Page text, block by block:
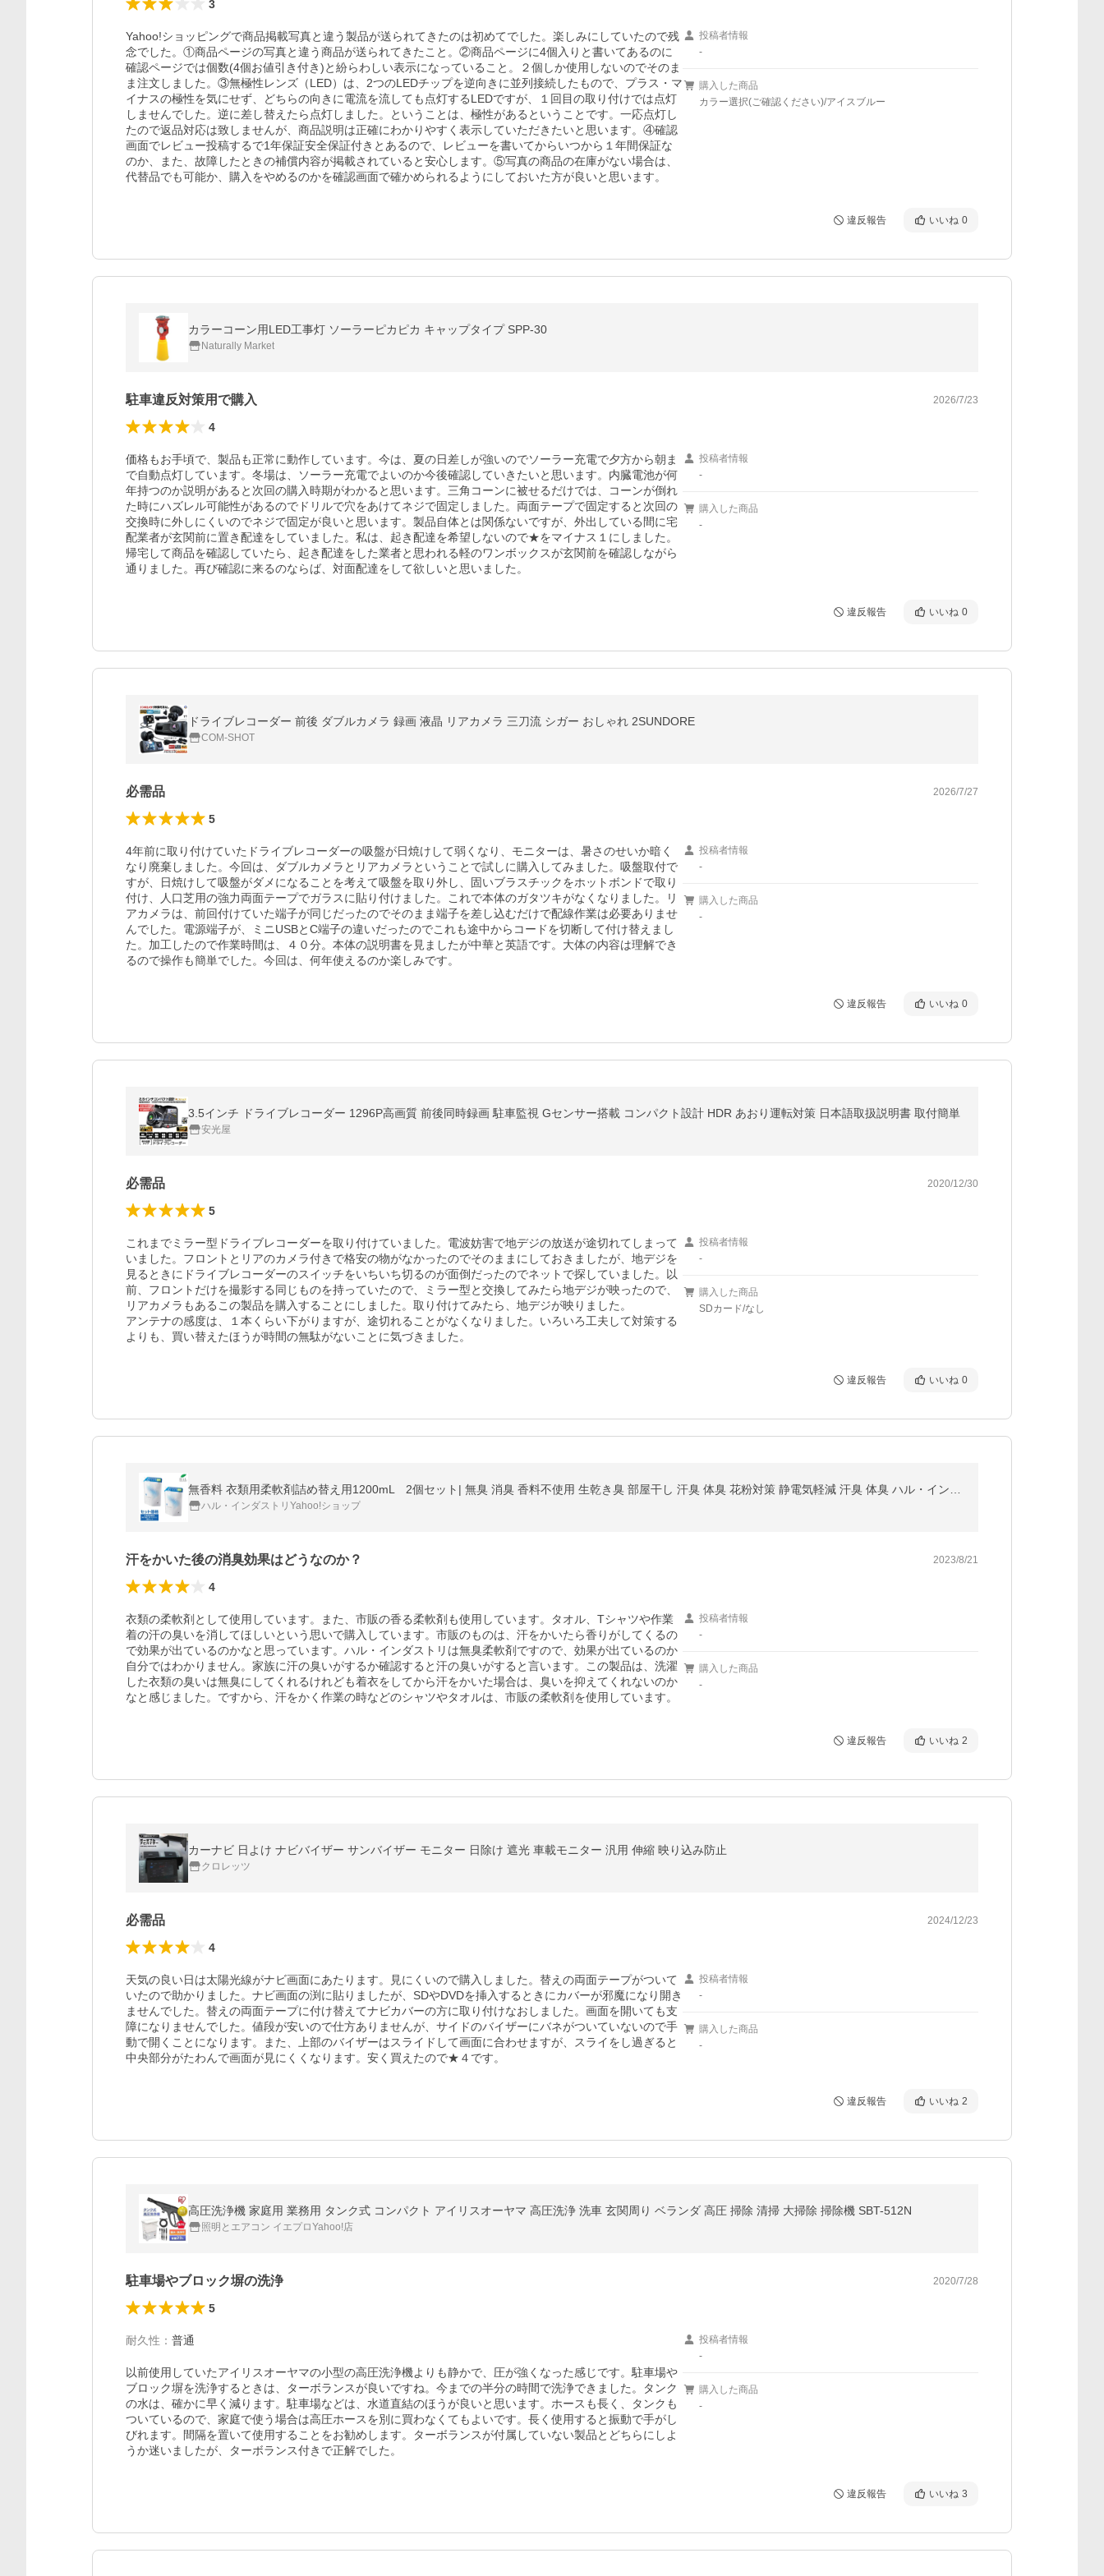
3
Yahoo!ショッピングで商品掲載写真と違う製品が送られてきたのは初めてでした。楽しみにしていたので残
念でした。①商品ページの写真と違う商品が送られてきたこと。②商品ページに4個入りと書いてあるのに
確認ページでは個数(4個お値引き付き)と紛らわしい表示になっていること。２個しか使用しないのでそのま
ま注文しました。③無極性レンズ（LED）は、2つのLEDチップを逆向きに並列接続したもので、プラス・マ
イナスの極性を気にせず、どちらの向きに電流を流しても点灯するLEDですが、１回目の取り付けでは点灯
しませんでした。逆に差し替えたら点灯しました。ということは、極性があるということです。一応点灯し
たので返品対応は致しませんが、商品説明は正確にわかりやすく表示していただきたいと思います。④確認
画面でレビュー投稿するで1年保証安全保証付きとあるので、レビューを書いてからいつから１年間保証な
のか、また、故障したときの補償内容が掲載されていると安心します。⑤写真の商品の在庫がない場合は、
代替品でも可能か、購入をやめるのかを確認画面で確かめられるようにしておいた方が良いと思います。
投稿者情報
-
購入した商品
カラー選択(ご確認ください)/アイスブルー
違反報告 いいね 0
カラーコーン用LED工事灯 ソーラーピカピカ キャップタイプ SPP-30
Naturally Market
駐車違反対策用で購入 2026/7/23
4
価格もお手頃で、製品も正常に動作しています。今は、夏の日差しが強いのでソーラー充電で夕方から朝ま
で自動点灯しています。冬場は、ソーラー充電でよいのか今後確認していきたいと思います。内臓電池が何
年持つのか説明があると次回の購入時期がわかると思います。三角コーンに被せるだけでは、コーンが倒れ
た時にハズレル可能性があるのでドリルで穴をあけてネジで固定しました。両面テープで固定すると次回の
交換時に外しにくいのでネジで固定が良いと思います。製品自体とは関係ないですが、外出している間に宅
配業者が玄関前に置き配達をしていました。私は、起き配達を希望しないので★をマイナス１にしました。
帰宅して商品を確認していたら、起き配達をした業者と思われる軽のワンボックスが玄関前を確認しながら
通りました。再び確認に来るのならば、対面配達をして欲しいと思いました。
投稿者情報
-
購入した商品
-
違反報告 いいね 0
ドライブレコーダー 前後 ダブルカメラ 録画 液晶 リアカメラ 三刀流 シガー おしゃれ 2SUNDORE
COM-SHOT
必需品 2026/7/27
5
4年前に取り付けていたドライブレコーダーの吸盤が日焼けして弱くなり、モニターは、暑さのせいか暗く
なり廃棄しました。今回は、ダブルカメラとリアカメラということで試しに購入してみました。吸盤取付で
すが、日焼けして吸盤がダメになることを考えて吸盤を取り外し、固いブラスチックをホットボンドで取り
付け、人口芝用の強力両面テープでガラスに貼り付けました。これで本体のガタツキがなくなりました。リ
アカメラは、前回付けていた端子が同じだったのでそのまま端子を差し込むだけで配線作業は必要ありませ
んでした。電源端子が、ミニUSBとC端子の違いだったのでこれも途中からコードを切断して付け替えまし
た。加工したので作業時間は、４０分。本体の説明書を見ましたが中華と英語です。大体の内容は理解でき
るので操作も簡単でした。今回は、何年使えるのか楽しみです。
投稿者情報
-
購入した商品
-
違反報告 いいね 0
3.5インチ ドライブレコーダー 1296P高画質 前後同時録画 駐車監視 Gセンサー搭載 コンパクト設計 HDR あおり運転対策 日本語取扱説明書 取付簡単
安光屋
必需品 2020/12/30
5
これまでミラー型ドライブレコーダーを取り付けていました。電波妨害で地デジの放送が途切れてしまって
いました。フロントとリアのカメラ付きで格安の物がなかったのでそのままにしておきましたが、地デジを
見るときにドライブレコーダーのスイッチをいちいち切るのが面倒だったのでネットで探していました。以
前、フロントだけを撮影する同じものを持っていたので、ミラー型と交換してみたら地デジが映ったので、
リアカメラもあるこの製品を購入することにしました。取り付けてみたら、地デジが映りました。
アンテナの感度は、１本くらい下がりますが、途切れることがなくなりました。いろいろ工夫して対策する
よりも、買い替えたほうが時間の無駄がないことに気づきました。
投稿者情報
-
購入した商品
SDカード/なし
違反報告 いいね 0
ハル・インダストリYahoo!ショップ
汗をかいた後の消臭効果はどうなのか？ 2023/8/21
4
衣類の柔軟剤として使用しています。また、市販の香る柔軟剤も使用しています。タオル、Tシャツや作業
着の汗の臭いを消してほしいという思いで購入しています。市販のものは、汗をかいたら香りがしてくるの
で効果が出ているのかなと思っています。ハル・インダストリは無臭柔軟剤ですので、効果が出ているのか
自分ではわかりません。家族に汗の臭いがするか確認すると汗の臭いがすると言います。この製品は、洗濯
した衣類の臭いは無臭にしてくれるけれども着衣をしてから汗をかいた場合は、臭いを抑えてくれないのか
投稿者情報
-
購入した商品
-
違反報告 いいね 2
カーナビ 日よけ ナビバイザー サンバイザー モニター 日除け 遮光 車載モニター 汎用 伸縮 映り込み防止
クロレッツ
必需品 2024/12/23
4
天気の良い日は太陽光線がナビ画面にあたります。見にくいので購入しました。替えの両面テープがついて
いたので助かりました。ナビ画面の渕に貼りましたが、SDやDVDを挿入するときにカバーが邪魔になり開き
ませんでした。替えの両面テープに付け替えてナビカバーの方に取り付けなおしました。画面を開いても支
障になりませんでした。値段が安いので仕方ありませんが、サイドのバイザーにバネがついていないので手
動で開くことになります。また、上部のバイザーはスライドして画面に合わせますが、スライをし過ぎると
中央部分がたわんで画面が見にくくなります。安く買えたので★４です。
投稿者情報
-
購入した商品
-
違反報告 いいね 2
高圧洗浄機 家庭用 業務用 タンク式 コンパクト アイリスオーヤマ 高圧洗浄 洗車 玄関周り ベランダ 高圧 掃除 清掃 大掃除 掃除機 SBT-512N
照明とエアコン イエプロYahoo!店
駐車場やブロック塀の洗浄 2020/7/28
5
耐久性 ： 普通
以前使用していたアイリスオーヤマの小型の高圧洗浄機よりも静かで、圧が強くなった感じです。駐車場や
ブロック塀を洗浄するときは、ターボランスが良いですね。今までの半分の時間で洗浄できました。タンク
の水は、確かに早く減ります。駐車場などは、水道直結のほうが良いと思います。ホースも長く、タンクも
ついているので、家庭で使う場合は高圧ホースを別に買わなくてもよいです。長く使用すると振動で手がし
びれます。間隔を置いて使用することをお勧めします。ターボランスが付属していない製品とどちらにしよ
うか迷いましたが、ターボランス付きで正解でした。
投稿者情報
-
購入した商品
-
違反報告 いいね 3